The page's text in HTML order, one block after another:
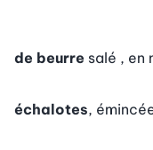
de beurre salé , en
échalotes,